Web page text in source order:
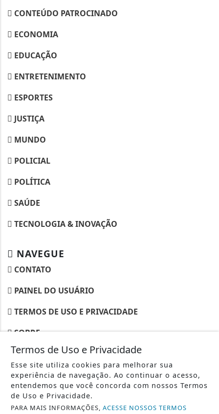
CONTEÚDO PATROCINADO
ECONOMIA
EDUCAÇÃO
ENTRETENIMENTO
ESPORTES
JUSTIÇA
MUNDO
POLICIAL
POLÍTICA
SAÚDE
TECNOLOGIA & INOVAÇÃO
NAVEGUE
CONTATO
PAINEL DO USUÁRIO
TERMOS DE USO E PRIVACIDADE
SOBRE
Termos de Uso e Privacidade
Esse site utiliza cookies para melhorar sua
experiência de navegação. Ao continuar o acesso,
entendemos que você concorda com nossos Termos
de Uso e Privacidade.
PARA MAIS INFORMAÇÕES,ACESSE NOSSOS TERMOS